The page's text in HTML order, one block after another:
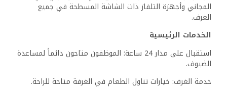
المجاني وأجهزة التلفاز ذات الشاشة المسطحة في جميع
الغرف.
الخدمات الرئيسية
استقبال على مدار 24 ساعة: الموظفون متاحون دائماً لمساعدة
الضيوف.
خدمة الغرف: خيارات تناول الطعام في الغرفة متاحة للراحة.